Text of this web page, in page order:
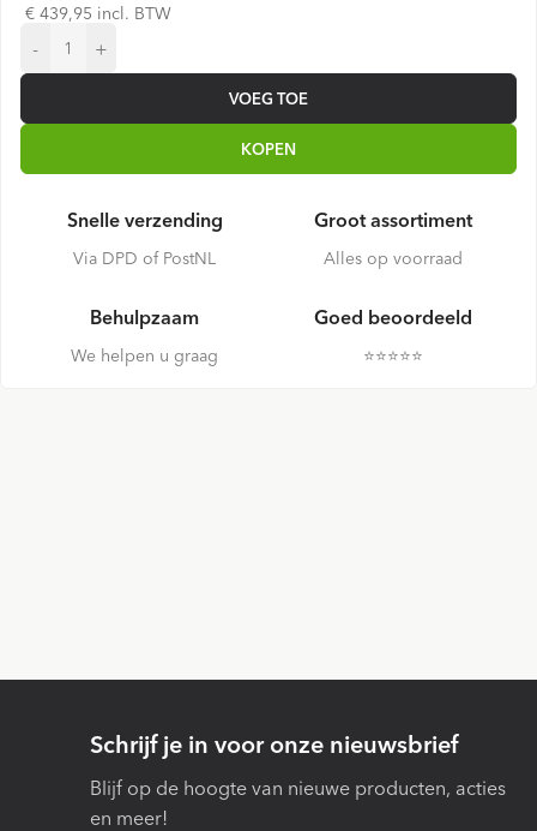
€ 439,95 incl. BTW
- +
VOEG TOE
KOPEN
Snelle verzending
Via DPD of PostNL
Groot assortiment
Alles op voorraad
Behulpzaam
We helpen u graag
Goed beoordeeld
⭐️⭐️⭐️⭐️⭐️
Schrijf je in voor onze nieuwsbrief
Blijf op de hoogte van nieuwe producten, acties
en meer!